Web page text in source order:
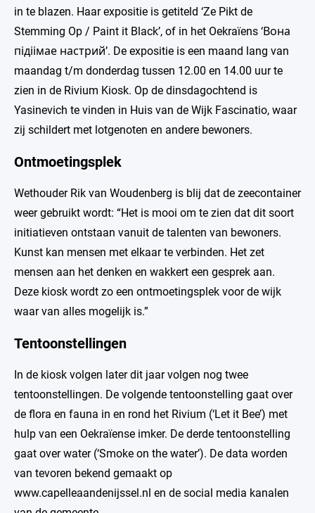
in te blazen. Haar expositie is getiteld ‘Ze Pikt de
Stemming Op / Paint it Black’, of in het Oekraïens ‘Вона
підіімае настрий’. De expositie is een maand lang van
maandag t/m donderdag tussen 12.00 en 14.00 uur te
zien in de Rivium Kiosk. Op de dinsdagochtend is
Yasinevich te vinden in Huis van de Wijk Fascinatio, waar
zij schildert met lotgenoten en andere bewoners.
Ontmoetingsplek
Wethouder Rik van Woudenberg is blij dat de zeecontainer
weer gebruikt wordt: “Het is mooi om te zien dat dit soort
initiatieven ontstaan vanuit de talenten van bewoners.
Kunst kan mensen met elkaar te verbinden. Het zet
mensen aan het denken en wakkert een gesprek aan.
Deze kiosk wordt zo een ontmoetingsplek voor de wijk
waar van alles mogelijk is.”
Tentoonstellingen
In de kiosk volgen later dit jaar volgen nog twee
tentoonstellingen. De volgende tentoonstelling gaat over
de flora en fauna in en rond het Rivium (‘Let it Bee’) met
hulp van een Oekraïense imker. De derde tentoonstelling
gaat over water (‘Smoke on the water’). De data worden
van tevoren bekend gemaakt op
www.capelleaandenijssel.nl en de social media kanalen